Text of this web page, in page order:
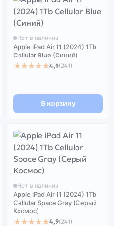
Нет в наличии
Apple iPad Air 11 (2024) 1Tb
Cellular Blue (Синий)
★★★★★4,9(241)
В корзину
Нет в наличии
Apple iPad Air 11 (2024) 1Tb
Cellular Space Gray (Серый
Космос)
★★★★★4,9(241)